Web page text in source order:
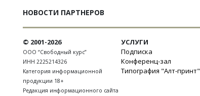
НОВОСТИ ПАРТНЕРОВ
© 2001-2026
ООО “Свободный курс”
ИНН 2225214326
Категория информационной
продукции 18+
Редакция информационного сайта
УСЛУГИ
Подписка
Конференц-зал
Типография "Алт-принт"